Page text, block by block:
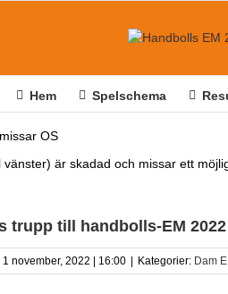
Hem Spelschema
är skadad och missar ett
trupp till handbolls-EM
1 november, 2022 | 16:00 Kategorier: Dam